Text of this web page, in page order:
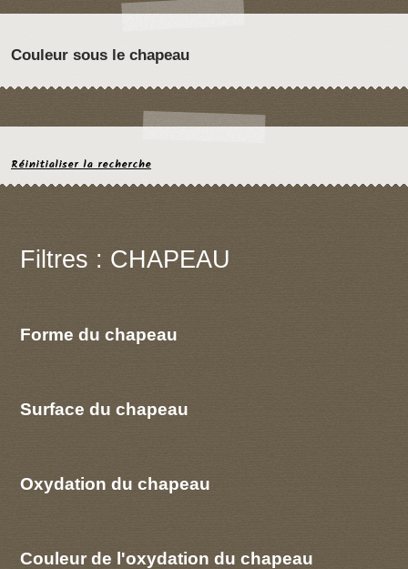
Couleur sous le chapeau
Réinitialiser la recherche
Filtres : CHAPEAU
Forme du chapeau
Surface du chapeau
Oxydation du chapeau
Couleur de l'oxydation du chapeau